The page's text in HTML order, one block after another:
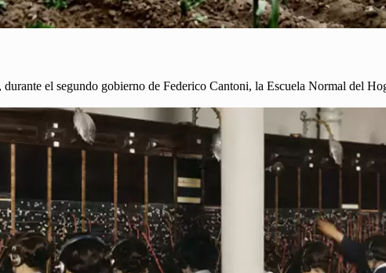
el segundo gobierno de Federico Cantoni, la Escuela Normal del